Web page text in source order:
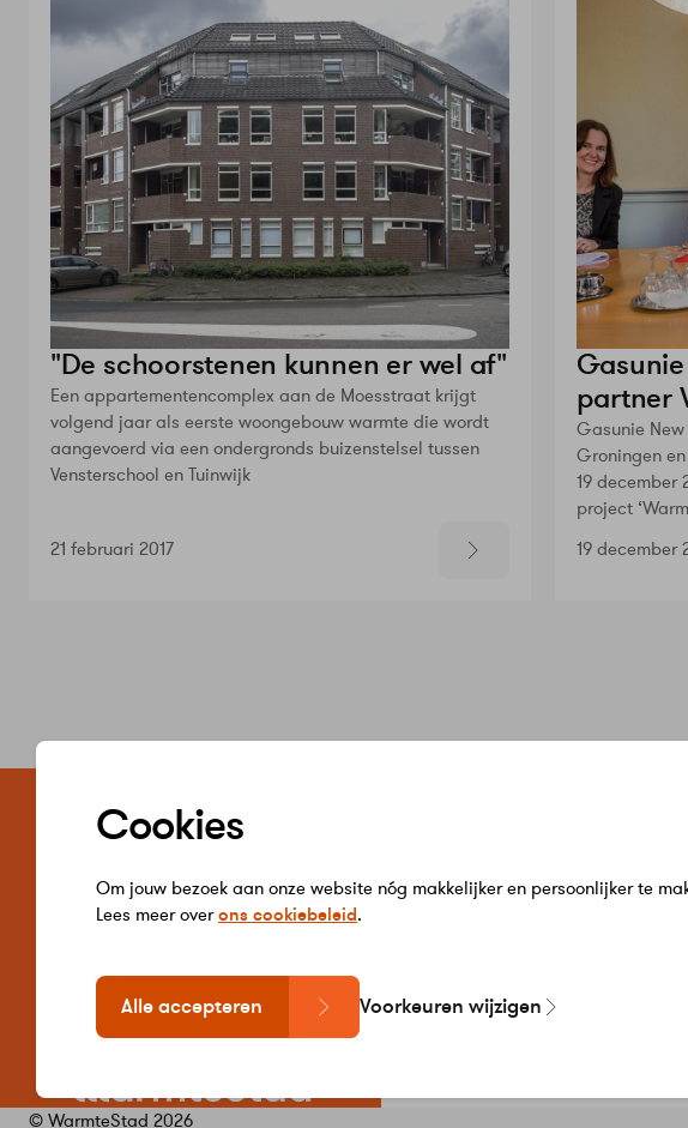
Cookies
Om jouw bezoek aan onze website nóg makkelijker en persoonlijker te
Lees meer overons cookiebeleid.
Alle accepteren Voorkeuren wijzigen
"De schoorstenen kunnen er wel af"
Een appartementencomplex aan de Moesstraat krijgt
volgend jaar als eerste woongebouw warmte die wordt
aangevoerd via een ondergronds buizenstelsel tussen
Vensterschool en Tuinwijk
21 februari 2017
partner
Gasunie
Groningen
19 december
project
19 december
Gegevens wijzigen
© WarmteStad 2026